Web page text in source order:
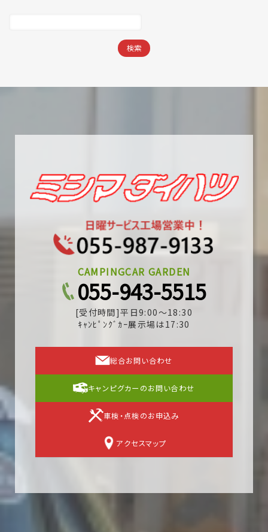
CAMPINGCAR GARDEN
055-943-5515
[受付時間]平日9:00～18:30
ｷｬﾝﾋﾟﾝｸﾞｶｰ展示場は17:30
総合お問い合わせ
キャンピグカーのお問い合わせ
車検・点検のお申込み
アクセスマップ